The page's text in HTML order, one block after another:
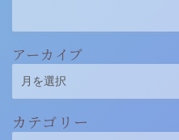
アーカイブ
カテゴリー